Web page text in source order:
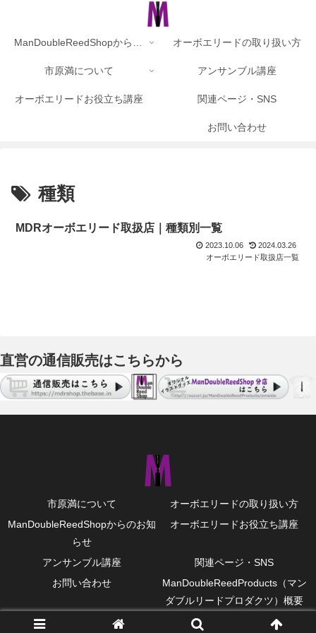
オーボエリードの取り扱い方
市原満について アンサンブル講座
オーボエリードお役立ち講座 関連ページ・SNS
お問い合わせ
種類
MDRオーボエリード取扱店｜種類別一覧
2023.10.06
2024.03.26
オーボエリード取扱店一覧
直営の通信販売はこちらから
市原満について
オーボエリードの取り扱い方
ManDoubleReedShopからのお知
らせ
オーボエリードお役立ち講座
アンサンブル講座
関連ページ・SNS
お問い合わせ
ManDoubleReedProducts（マン
ダブルリードプロダクツ）概要
© 2009 ManDoubleReedProducts.